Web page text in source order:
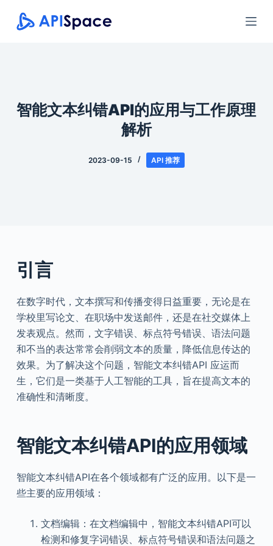
跳
过
智能文本纠错API的应用与工作原理
解析
2023-09-15 API 推荐
引言
在数字时代，文本撰写和传播变得日益重要，无论是在
学校里写论文、在职场中发送邮件，还是在社交媒体上
发表观点。然而，文字错误、标点符号错误、语法问题
和不当的表达常常会削弱文本的质量，降低信息传达的
效果。为了解决这个问题，智能文本纠错API 应运而
生，它们是一类基于人工智能的工具，旨在提高文本的
准确性和清晰度。
智能文本纠错API的应用领域
智能文本纠错API在各个领域都有广泛的应用。以下是一
些主要的应用领域：
文档编辑：在文档编辑中，智能文本纠错API可以
检测和修复字词错误、标点符号错误和语法问题之